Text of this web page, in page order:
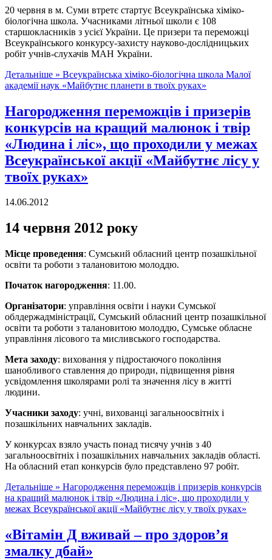
20 червня в м. Суми втретє стартує Всеукраїнська хіміко-
біологічна школа. Учасниками літньої школи є 108
старшокласників з усієї України. Це призери та переможці
Всеукраїнського конкурсу-захисту науково-дослідницьких
робіт учнів-слухачів МАН України.
Детальніше » Всеукраїнська хіміко-біологічна школа Малої
академії наук «Майбутнє планети в твоїх руках»
Нагородження переможців і призерів
конкурсів на кращий малюнок і твір
«Людина і ліс», що проходили у межах
Всеукраїнської акції «Майбутнє лісу у
твоїх руках»
14.06.2012
14 червня 2012 року
Місце проведення: Сумський обласний центр позашкільної
освіти та роботи з талановитою молоддю.
Початок нагородження: 11.00.
Організатори: управління освіти і науки Сумської
облдержадміністрації, Сумський обласний центр позашкільної
освіти та роботи з талановитою молоддю, Сумське обласне
управління лісового та мисливського господарства.
Мета заходу: виховання у підростаючого покоління
шанобливого ставлення до природи, підвищення рівня
усвідомлення школярами ролі та значення лісу в житті
людини.
Учасники заходу: учні, вихованці загальноосвітніх і
позашкільних навчальних закладів.
У конкурсах взяло участь понад тисячу учнів з 40
загальноосвітніх і позашкільних навчальних закладів області.
На обласний етап конкурсів було представлено 97 робіт.
Детальніше » Нагородження переможців і призерів конкурсів
на кращий малюнок і твір «Людина і ліс», що проходили у
межах Всеукраїнської акції «Майбутнє лісу у твоїх руках»
«Вітамін Д вживай – про здоров’я
змалку дбай»